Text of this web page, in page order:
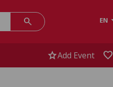
search EN
starAdd Event favorite